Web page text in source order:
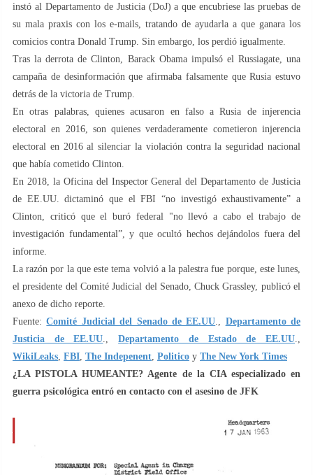
instó al Departamento de Justicia (DoJ) a que encubriese las pruebas de
su mala praxis con los e-mails, tratando de ayudarla a que ganara los
comicios contra Donald Trump. Sin embargo, los perdió igualmente.
Tras la derrota de Clinton, Barack Obama impulsó el Russiagate, una
campaña de desinformación que afirmaba falsamente que Rusia estuvo
detrás de la victoria de Trump.
En otras palabras, quienes acusaron en falso a Rusia de injerencia
electoral en 2016, son quienes verdaderamente cometieron injerencia
electoral en 2016 al silenciar la violación contra la seguridad nacional
que había cometido Clinton.
En 2018, la Oficina del Inspector General del Departamento de Justicia
de EE.UU. dictaminó que el FBI “no investigó exhaustivamente” a
Clinton, criticó que el buró federal "no llevó a cabo el trabajo de
investigación fundamental”, y que ocultó hechos dejándolos fuera del
informe.
La razón por la que este tema volvió a la palestra fue porque, este lunes,
el presidente del Comité Judicial del Senado, Chuck Grassley, publicó el
anexo de dicho reporte.
Fuente:Comité Judicial del Senado de EE.UU
Departamento de
Justicia de EE.UU .,Departamento de Estado de EE.UU
WikiLeaks FBI The Indepenent Politico y The New York Times
¿LA PISTOLA HUMEANTE? Agente de la CIA especializado en
guerra psicológica entró en contacto con el asesino de JFK